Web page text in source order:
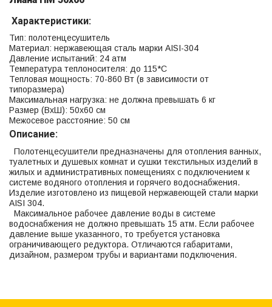
Характеристики:
Тип: полотенцесушитель
Материал: нержавеющая сталь марки AISI-304
Давление испытаний: 24 атм
Температура теплоносителя: до 115*С
Тепловая мощность: 70-860 Вт (в зависимости от
типоразмера)
Максимальная нагрузка: не должна превышать 6 кг
Размер (ВхШ): 50х60 см
Межосевое расстояние: 50 см
Описание:
Полотенцесушители предназначены для отопления ванных,
туалетных и душевых комнат и сушки текстильных изделий в
жилых и административных помещениях с подключением к
системе водяного отопления и горячего водоснабжения.
Изделие изготовлено из пищевой нержавеющей стали марки
AISI 304.
Максимальное рабочее давление воды в системе
водоснабжения не должно превышать 15 атм. Если рабочее
давление выше указанного, то требуется установка
ограничивающего редуктора. Отличаются габаритами,
дизайном, размером трубы и вариантами подключения.